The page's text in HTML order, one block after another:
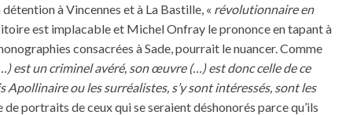
à Vincennes et à La Bastille, « révolutionnaire en
est implacable et Michel Onfray le prononce en tapant à
consacrées à Sade, pourrait le nuancer. Comme
est un criminel avéré, son œuvre (…) est donc celle de ce
Apollinaire ou les surréalistes, s’y sont intéressés, sont les
de portraits de ceux qui se seraient déshonorés parce qu’ils